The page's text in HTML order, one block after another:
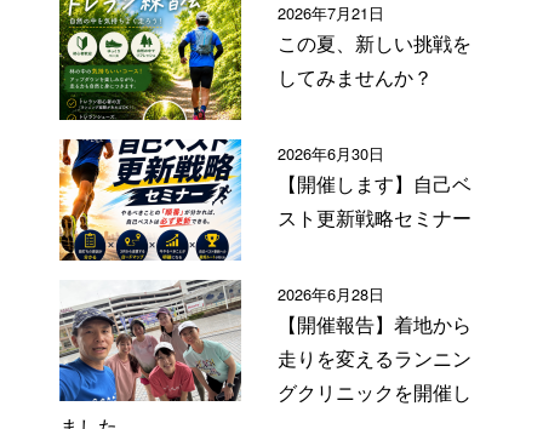
2026年7月21日
この夏、新しい挑戦を
してみませんか？
2026年6月30日
【開催します】自己ベ
スト更新戦略セミナー
2026年6月28日
【開催報告】着地から
走りを変えるランニン
グクリニックを開催し